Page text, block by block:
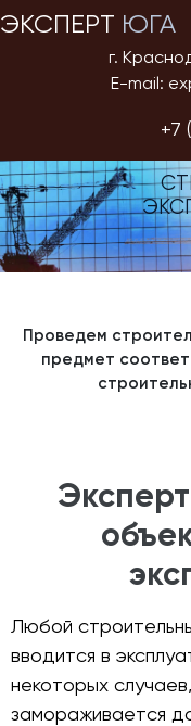
ЭКСПЕРТ ЮГА
г.
E-mail:
+7
Проведем
предмет
Любой
вводится в
некоторых
замораживается